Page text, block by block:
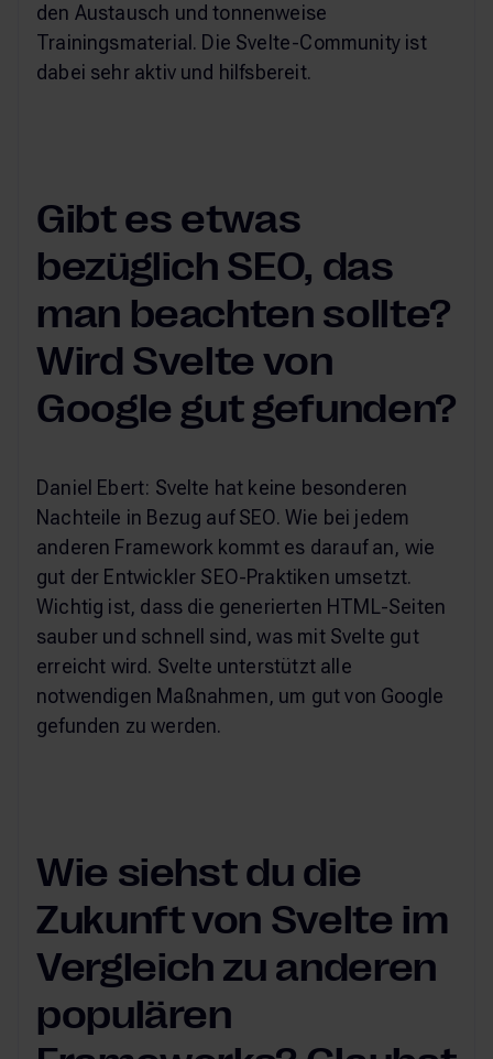
den Austausch und tonnenweise
Trainingsmaterial. Die Svelte-Community ist
dabei sehr aktiv und hilfsbereit.
Gibt es etwas
bezüglich SEO, das
man beachten sollte?
Wird Svelte von
Google gut gefunden?
Daniel Ebert: Svelte hat keine besonderen
Nachteile in Bezug auf SEO. Wie bei jedem
anderen Framework kommt es darauf an, wie
gut der Entwickler SEO-Praktiken umsetzt.
Wichtig ist, dass die generierten HTML-Seiten
sauber und schnell sind, was mit Svelte gut
erreicht wird. Svelte unterstützt alle
notwendigen Maßnahmen, um gut von Google
gefunden zu werden.
Wie siehst du die
Zukunft von Svelte im
Vergleich zu anderen
populären